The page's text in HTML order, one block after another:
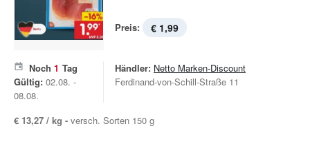
Preis: € 1,99
Noch 1 Tag
Gültig: 02.08. -
08.08.
Händler: Netto Marken-Discount
Ferdinand-von-Schill-Straße 11
€ 13,27 / kg - versch. Sorten 150 g